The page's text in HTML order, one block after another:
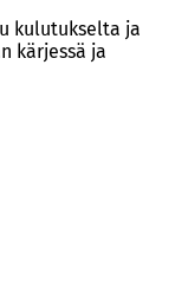
kulutukselta ja
kärjessä ja